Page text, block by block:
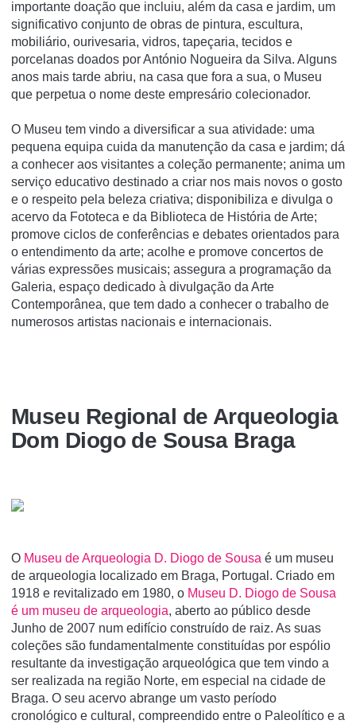
importante doação que incluiu, além da casa e jardim, um
significativo conjunto de obras de pintura, escultura,
mobiliário, ourivesaria, vidros, tapeçaria, tecidos e
porcelanas doados por António Nogueira da Silva. Alguns
anos mais tarde abriu, na casa que fora a sua, o Museu
que perpetua o nome deste empresário colecionador.
O Museu tem vindo a diversificar a sua atividade: uma
pequena equipa cuida da manutenção da casa e jardim; dá
a conhecer aos visitantes a coleção permanente; anima um
serviço educativo destinado a criar nos mais novos o gosto
e o respeito pela beleza criativa; disponibiliza e divulga o
acervo da Fototeca e da Biblioteca de História de Arte;
promove ciclos de conferências e debates orientados para
o entendimento da arte; acolhe e promove concertos de
várias expressões musicais; assegura a programação da
Galeria, espaço dedicado à divulgação da Arte
Contemporânea, que tem dado a conhecer o trabalho de
numerosos artistas nacionais e internacionais.
Museu Regional de Arqueologia
Dom Diogo de Sousa Braga
O Museu de Arqueologia D. Diogo de Sousa é um museu
de arqueologia localizado em Braga, Portugal. Criado em
1918 e revitalizado em 1980, o Museu D. Diogo de Sousa
é um museu de arqueologia, aberto ao público desde
Junho de 2007 num edifício construído de raiz. As suas
coleções são fundamentalmente constituídas por espólio
resultante da investigação arqueológica que tem vindo a
ser realizada na região Norte, em especial na cidade de
Braga. O seu acervo abrange um vasto período
cronológico e cultural, compreendido entre o Paleolítico e a